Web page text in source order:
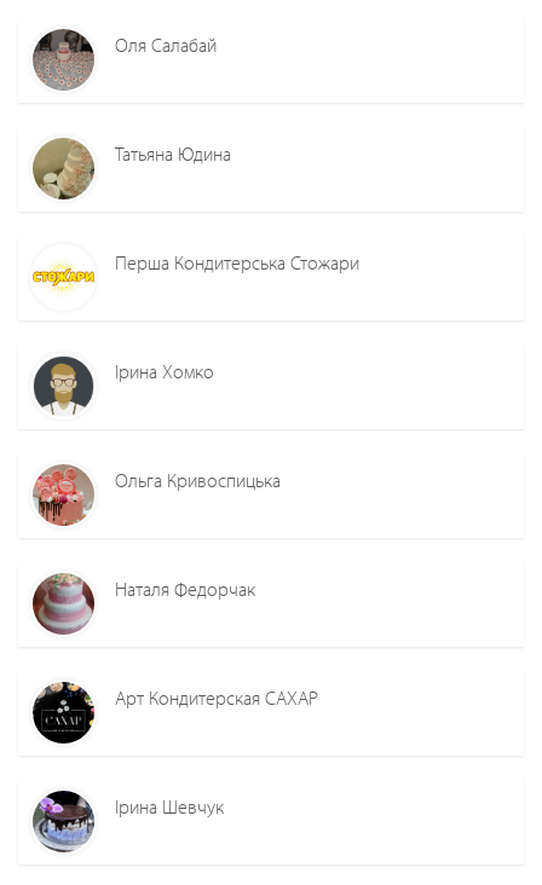
Оля Салабай
Татьяна Юдина
Перша Кондитерська Стожари
Ірина Хомко
Ольга Кривоспицька
Наталя Федорчак
Арт Кондитерская САХАР
Ірина Шевчук